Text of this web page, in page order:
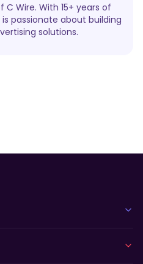
Wire. With 15+ years of
passionate about building
solutions.